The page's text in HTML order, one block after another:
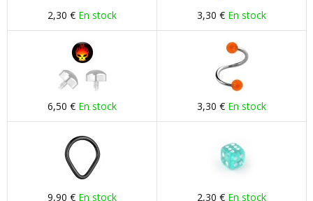
2,30 € En stock 3,30 € En stock
6,50 € En stock 3,30 € En stock
9,90 € En stock 2,30 € En stock